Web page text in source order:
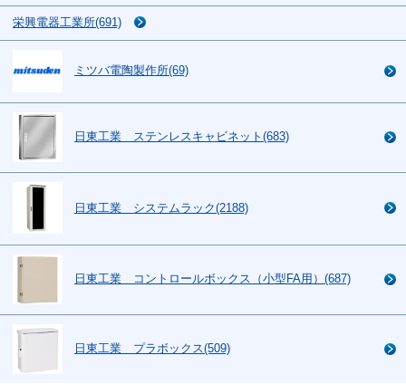
栄興電器工業所(691)
ミツバ電陶製作所(69)
日東工業 ステンレスキャビネット(683)
日東工業 システムラック(2188)
日東工業 コントロールボックス（小型FA用）(687)
日東工業 プラボックス(509)